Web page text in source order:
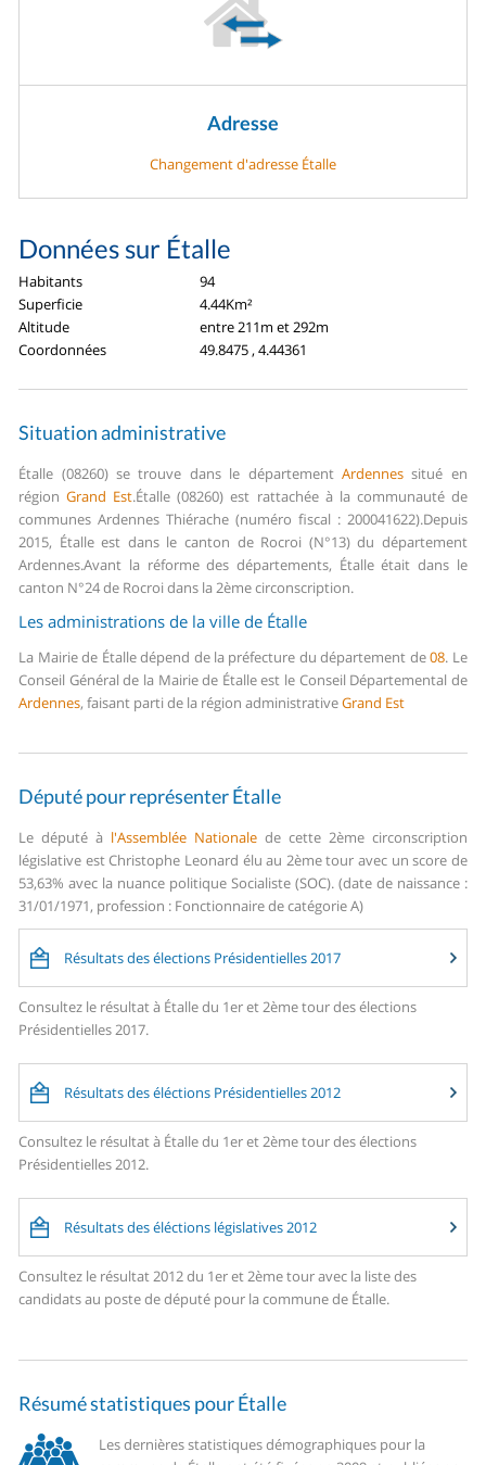
Adresse
Changement d'adresse Étalle
Données sur Étalle
Habitants
94
Superficie
4.44Km²
Altitude
entre 211m et 292m
Coordonnées
49.8475 , 4.44361
Situation administrative
Étalle (08260) se trouve dans le département Ardennes situé en
régionGrand Est.Étalle (08260) est rattachée à la communauté de
communes Ardennes Thiérache (numéro fiscal : 200041622).Depuis
2015, Étalle est dans le canton de Rocroi (N°13) du département
Ardennes.Avant la réforme des départements, Étalle était dans le
canton N°24 de Rocroi dans la 2ème circonscription.
Les administrations de la ville de Étalle
La Mairie de Étalle dépend de la préfecture du département de08. Le
Conseil Général de la Mairie de Étalle est le Conseil Départemental de
Ardennes, faisant parti de la région administrativeGrand Est
Député pour représenter Étalle
Le député à l'Assemblée Nationale de cette 2ème circonscription
législative est Christophe Leonard élu au 2ème tour avec un score de
53,63% avec la nuance politique Socialiste (SOC). (date de naissance :
31/01/1971, profession : Fonctionnaire de catégorie A)
Résultats des élections Présidentielles 2017
Consultez le résultat à Étalle du 1er et 2ème tour des élections
Présidentielles 2017.
Résultats des éléctions Présidentielles 2012
Consultez le résultat à Étalle du 1er et 2ème tour des élections
Présidentielles 2012.
Résultats des éléctions législatives 2012
Consultez le résultat 2012 du 1er et 2ème tour avec la liste des
candidats au poste de député pour la commune de Étalle.
Résumé statistiques pour Étalle
Les dernières statistiques démographiques pour la